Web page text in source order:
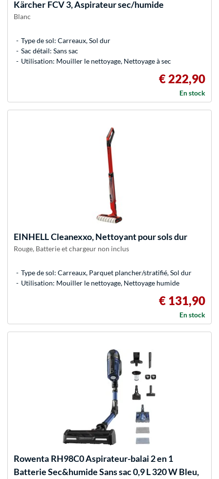
Kärcher FCV 3, Aspirateur sec/humide
Blanc
Type de sol: Carreaux, Sol dur
Sac détail: Sans sac
Utilisation: Mouiller le nettoyage, Nettoyage à sec
€ 222,90
En stock
EINHELLCleanexxo, Nettoyant pour sols dur
Rouge, Batterie et chargeur non inclus
Type de sol: Carreaux, Parquet plancher/stratifié, Sol dur
Utilisation: Mouiller le nettoyage, Nettoyage humide
€ 131,90
En stock
Rowenta RH98C0 Aspirateur-balai 2 en 1
Batterie Sec&humide Sans sac 0,9 L 320 W Bleu,